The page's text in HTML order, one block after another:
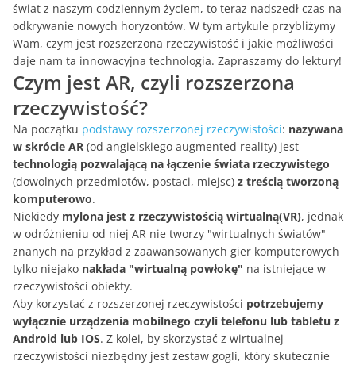
świat z naszym codziennym życiem, to teraz nadszedł czas na
odkrywanie nowych horyzontów. W tym artykule przybliżymy
Wam, czym jest rozszerzona rzeczywistość i jakie możliwości
daje nam ta innowacyjna technologia. Zapraszamy do lektury!
Czym jest AR, czyli rozszerzona
rzeczywistość?
Na początku podstawy rozszerzonej rzeczywistości: nazywana
w skrócie AR (od angielskiego augmented reality) jest
technologią pozwalającą na łączenie świata rzeczywistego
(dowolnych przedmiotów, postaci, miejsc) z treścią tworzoną
komputerowo.
Niekiedy mylona jest z rzeczywistością wirtualną(VR), jednak
w odróżnieniu od niej AR nie tworzy "wirtualnych światów"
znanych na przykład z zaawansowanych gier komputerowych
tylko niejako nakłada "wirtualną powłokę" na istniejące w
rzeczywistości obiekty.
Aby korzystać z rozszerzonej rzeczywistości potrzebujemy
wyłącznie urządzenia mobilnego czyli telefonu lub tabletu z
Android lub IOS. Z kolei, by skorzystać z wirtualnej
rzeczywistości niezbędny jest zestaw gogli, który skutecznie